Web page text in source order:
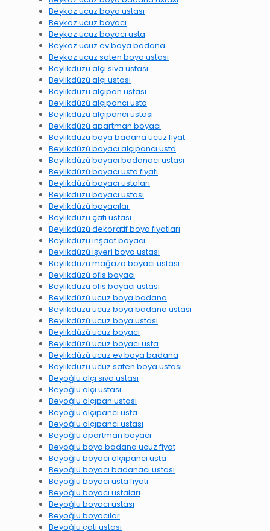
Beykoz ucuz boya ustası
Beykoz ucuz boyacı
Beykoz ucuz boyacı usta
Beykoz ucuz ev boya badana
Beykoz ucuz saten boya ustası
Beylikdüzü alçı sıva ustası
Beylikdüzü alçı ustası
Beylikdüzü alçıpan ustası
Beylikdüzü alçıpancı usta
Beylikdüzü alçıpancı ustası
Beylikdüzü apartman boyacı
Beylikdüzü boya badana ucuz fiyat
Beylikdüzü boyacı alçıpancı usta
Beylikdüzü boyacı badanacı ustası
Beylikdüzü boyacı usta fiyatı
Beylikdüzü boyacı ustaları
Beylikdüzü boyacı ustası
Beylikdüzü boyacılar
Beylikdüzü çatı ustası
Beylikdüzü dekoratif boya fiyatları
Beylikdüzü inşaat boyacı
Beylikdüzü işyeri boya ustası
Beylikdüzü mağaza boyacı ustası
Beylikdüzü ofis boyacı
Beylikdüzü ofis boyacı ustası
Beylikdüzü ucuz boya badana
Beylikdüzü ucuz boya badana ustası
Beylikdüzü ucuz boya ustası
Beylikdüzü ucuz boyacı
Beylikdüzü ucuz boyacı usta
Beylikdüzü ucuz ev boya badana
Beylikdüzü ucuz saten boya ustası
Beyoğlu alçı sıva ustası
Beyoğlu alçı ustası
Beyoğlu alçıpan ustası
Beyoğlu alçıpancı usta
Beyoğlu alçıpancı ustası
Beyoğlu apartman boyacı
Beyoğlu boya badana ucuz fiyat
Beyoğlu boyacı alçıpancı usta
Beyoğlu boyacı badanacı ustası
Beyoğlu boyacı usta fiyatı
Beyoğlu boyacı ustaları
Beyoğlu boyacı ustası
Beyoğlu boyacılar
Beyoğlu çatı ustası